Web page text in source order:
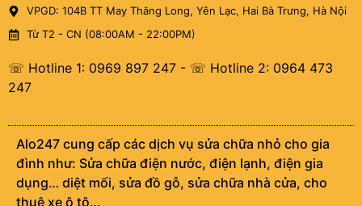
VPGD: 104B TT May Thăng Long, Yên Lạc, Hai Bà Trưng, Hà Nội
Từ T2 - CN (08:00AM - 22:00PM)
☏ Hotline 1: 0969 897 247 - ☏ Hotline 2: 0964 473
247
Alo247 cung cấp các dịch vụ sửa chữa nhỏ cho gia
đình như: Sửa chữa điện nước, điện lạnh, điện gia
dụng… diệt mối, sửa đồ gỗ, sửa chữa nhà cửa, cho
thuê xe ô tô…